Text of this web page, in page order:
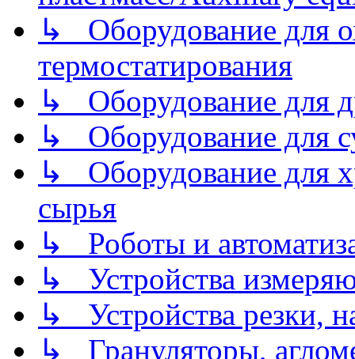
↳ Оборудование для
термостатирования
↳ Оборудование для
↳ Оборудование для
↳ Оборудование для
сырья
↳ Роботы и
↳ Устройства
↳ Устройства резки,
↳ Грануляторы,